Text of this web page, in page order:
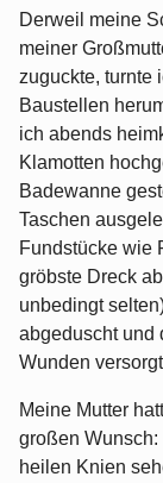
Derweil meine
meiner
zuguckte, turnte
Baustellen
ich abends
Klamotten
Badewanne
Taschen
Fundstücke wie
gröbste Dreck
unbedingt
abgeduscht und
Wunden
Meine Mutter
großen
heilen Knien